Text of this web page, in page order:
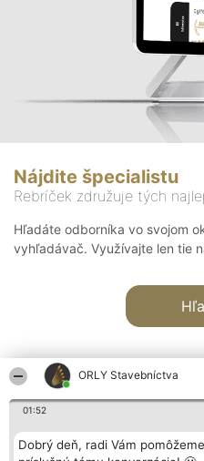
ORLY Stavebníctva
01:52
Dobrý deň, radi Vám
Nájdite špecialistu
Rebríček združuje tých
Hľadáte odborníka vo svojom
vyhľadávač. Využívajte len tie
Organizátor hodnotenia
Bright Side Solutions sp. z o.